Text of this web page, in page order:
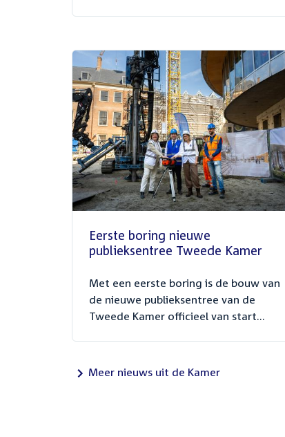
Eerste boring nieuwe
publieksentree Tweede Kamer
Met een eerste boring is de bouw van
de nieuwe publieksentree van de
Tweede Kamer officieel van start...
Meer nieuws uit de Kamer